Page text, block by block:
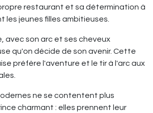
restaurant et sa détermination à
les jeunes filles ambitieuses.
avec son arc et ses cheveux
qu'on décide de son avenir. Cette
préfère l'aventure et le tir à l'arc aux
ne se contentent plus
charmant : elles prennent leur